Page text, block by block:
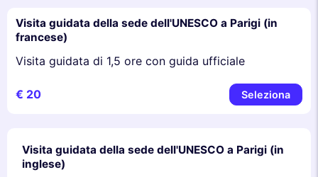
Visita guidata della sede dell'UNESCO a Parigi (in
francese)
Visita guidata di 1,5 ore con guida ufficiale
€ 20 Seleziona
Visita guidata della sede dell'UNESCO a Parigi (in
inglese)